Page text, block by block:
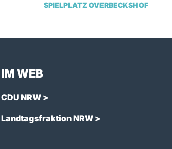
SPIELPLATZ OVERBECKSHOF
IM WEB
CDU NRW >
Landtagsfraktion NRW >